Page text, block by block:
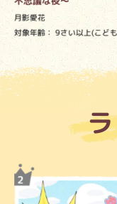
月影愛花
対象年齢： 9さい以上(こど